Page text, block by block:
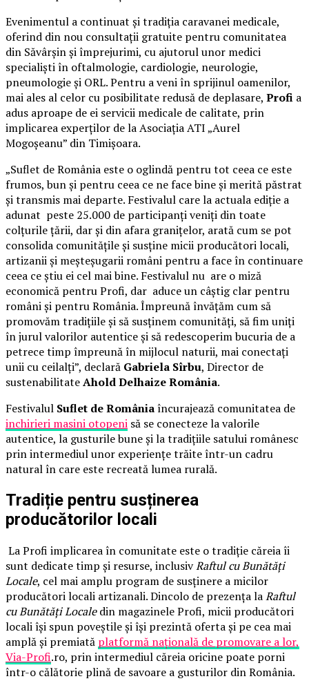
Evenimentul a continuat și tradiția caravanei medicale,
oferind din nou consultații gratuite pentru comunitatea
din Săvârșin și împrejurimi, cu ajutorul unor medici
specialiști în oftalmologie, cardiologie, neurologie,
pneumologie și ORL. Pentru a veni în sprijinul oamenilor,
mai ales al celor cu posibilitate redusă de deplasare, Profi a
adus aproape de ei servicii medicale de calitate, prin
implicarea experților de la Asociația ATI „Aurel
Mogoșeanu” din Timișoara.
„Suflet de România este o oglindă pentru tot ceea ce este
frumos, bun și pentru ceea ce ne face bine și merită păstrat
și transmis mai departe. Festivalul care la actuala ediție a
adunat peste 25.000 de participanți veniți din toate
colțurile țării, dar și din afara granițelor, arată cum se pot
consolida comunitățile și susține micii producători locali,
artizanii și meșteșugarii români pentru a face în continuare
ceea ce știu ei cel mai bine. Festivalul nu are o miză
economică pentru Profi, dar aduce un câștig clar pentru
români și pentru România. Împreună învățăm cum să
promovăm tradițiile și să susținem comunități, să fim uniți
în jurul valorilor autentice și să redescoperim bucuria de a
petrece timp împreună în mijlocul naturii, mai conectați
unii cu ceilalți”, declară Gabriela Sîrbu, Director de
sustenabilitateAhold Delhaize România.
Festivalul Suflet de Româniaîncurajează comunitatea de
inchirieri masini otopeni să se conecteze la valorile
autentice, la gusturile bune și la tradițiile satului românesc
prin intermediul unor experiențe trăite într-un cadru
natural în care este recreată lumea rurală.
Tradiție pentru susținerea
producătorilor locali
La Profi implicarea în comunitate este o tradiție căreia îi
sunt dedicate timp și resurse, inclusivRaftul cu Bunătăți
Locale, cel mai amplu program de susținere a micilor
producători locali artizanali. Dincolo de prezența laRaftul
cu Bunătăți Localedin magazinele Profi, micii producători
locali își spun poveștile și își prezintă oferta și pe cea mai
amplă și premiată platformă națională de promovare a lor,
Via-Profi.ro, prin intermediul căreia oricine poate porni
într-o călătorie plină de savoare a gusturilor din România.